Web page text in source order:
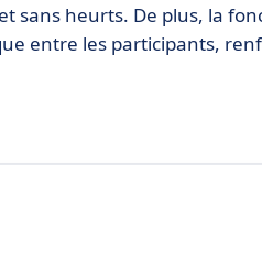
sans heurts. De plus, la
entre les participants,